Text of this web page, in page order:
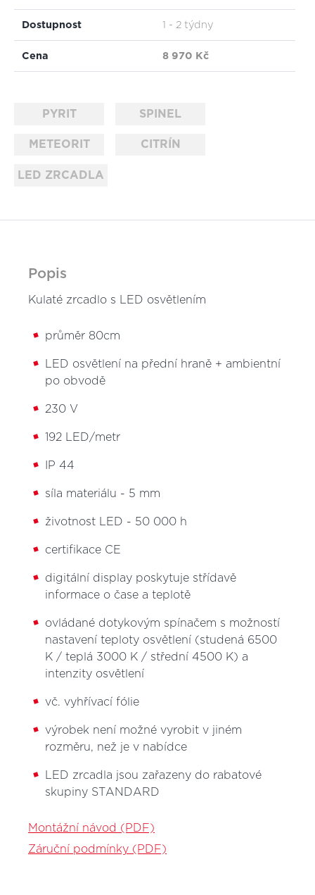
Dostupnost 1 - 2 týdny
Cena 8 970 Kč
PYRIT SPINEL
METEORIT CITRÍN
LED ZRCADLA
Popis
Kulaté zrcadlo s LED osvětlením
průměr 80cm
LED osvětlení na přední hraně + ambientní
po obvodě
230 V
192 LED/metr
IP 44
síla materiálu - 5 mm
životnost LED - 50 000 h
certifikace CE
digitální display poskytuje střídavě
informace o čase a teplotě
ovládané dotykovým spínačem s možností
nastavení teploty osvětlení (studená 6500
K / teplá 3000 K / střední 4500 K) a
intenzity osvětlení
vč. vyhřívací fólie
výrobek není možné vyrobit v jiném
rozměru, než je v nabídce
LED zrcadla jsou zařazeny do rabatové
skupiny STANDARD
Montážní návod (PDF)
Záruční podmínky (PDF)